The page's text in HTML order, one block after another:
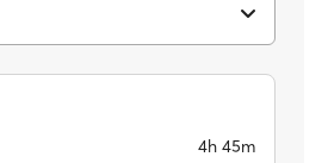
4h 45m